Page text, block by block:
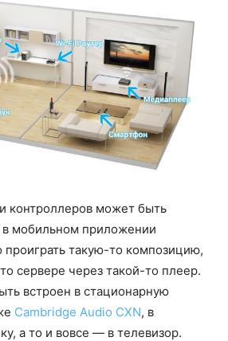
контроллеров может быть
мобильном приложении
проиграть такую-то композицию,
сервере через такой-то плеер.
встроен в стационарную
Cambridge Audio CXN, в
а то и вовсе — в телевизор.